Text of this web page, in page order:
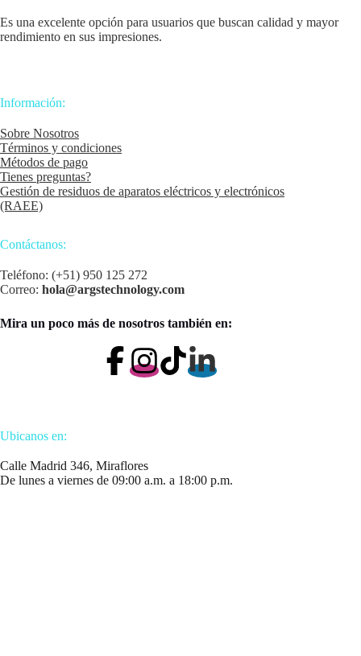
Es una excelente opción para usuarios que buscan calidad y mayor
rendimiento en sus impresiones.
Información:
Sobre Nosotros
Términos y condiciones
Métodos de pago
Tienes preguntas?
Gestión de residuos de aparatos eléctricos y electrónicos
(RAEE)
Contáctanos:
Teléfono: (+51) 950 125 272
Correo: hola@argstechnology.com
Mira un poco más de nosotros también en:
Ubicanos en:
Calle Madrid 346, Miraflores
De lunes a viernes de 09:00 a.m. a 18:00 p.m.